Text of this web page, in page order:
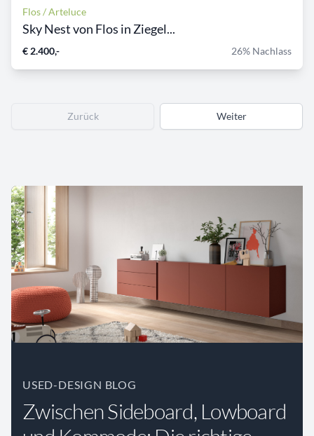
Flos / Arteluce
Sky Nest von Flos in Ziegel...
€ 2.400,- 26% Nachlass
Zurück Weiter
USED-DESIGN BLOG
Zwischen Sideboard, Lowboard